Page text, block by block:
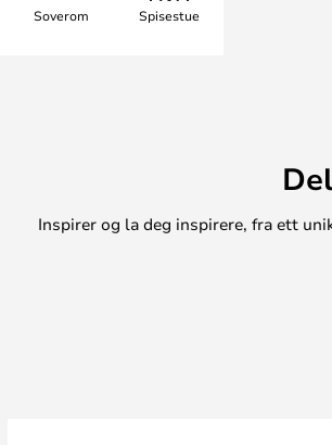
Soverom Spisestue
Inspirer og la deg inspirere, fra ett